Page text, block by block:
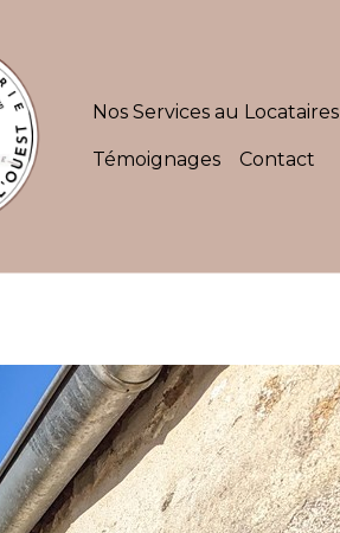
Nos Services au Locataires
Témoignages Contact